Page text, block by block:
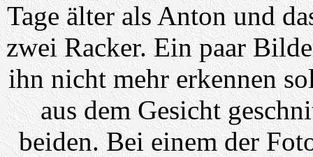
Tage älter als Anton und
zwei Racker. Ein paar
ihn nicht mehr erkennen
aus dem Gesicht
beiden. Bei einem der